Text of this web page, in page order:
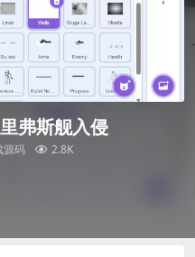
弗斯舰入侵
源码 2.8K